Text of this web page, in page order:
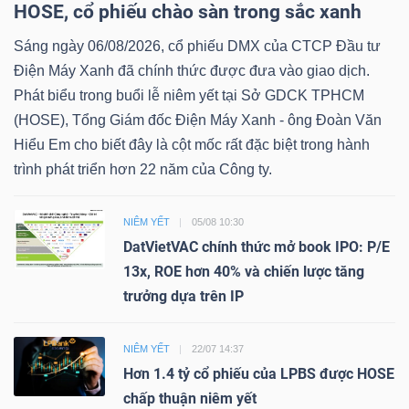
HOSE, cổ phiếu chào sàn trong sắc xanh
Sáng ngày 06/08/2026, cổ phiếu DMX của CTCP Đầu tư
Điện Máy Xanh đã chính thức được đưa vào giao dịch.
Phát biểu trong buổi lễ niêm yết tại Sở GDCK TPHCM
(HOSE), Tổng Giám đốc Điện Máy Xanh - ông Đoàn Văn
Hiểu Em cho biết đây là cột mốc rất đặc biệt trong hành
trình phát triển hơn 22 năm của Công ty.
NIÊM YẾT 05/08 10:30
DatVietVAC chính thức mở book IPO: P/E
13x, ROE hơn 40% và chiến lược tăng
trưởng dựa trên IP
NIÊM YẾT 22/07 14:37
Hơn 1.4 tỷ cổ phiếu của LPBS được HOSE
chấp thuận niêm yết